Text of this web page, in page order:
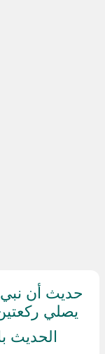
حديث أن
يصلي
الحديث